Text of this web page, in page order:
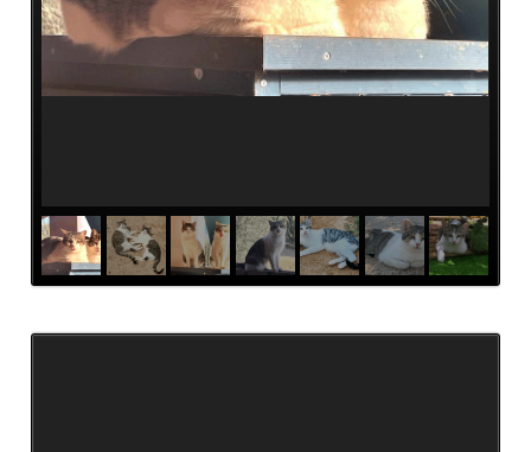
werden
Pate
gesucht
gefunden
Happy
End